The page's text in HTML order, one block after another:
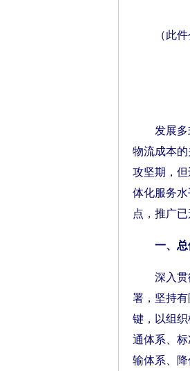
（此件
发展多式
物流成本
攻坚期，
体化服务
点，推广
一、总
深入贯彻
署，坚持
键，以组
通体系、
输体系、降